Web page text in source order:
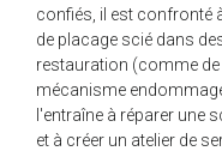
confiés, il est confronté
de placage scié dans
restauration (comme
mécanisme
l'entraîne à réparer une
et à créer un atelier de